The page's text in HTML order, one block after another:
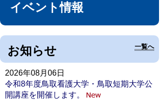
イベント情報
お知らせ 一覧へ
2026年08月06日
令和8年度鳥取看護大学・鳥取短期大学公
開講座を開催します。